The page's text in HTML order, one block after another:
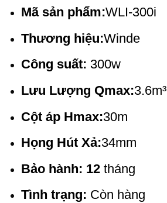
Mã sản phẩm:WLI-300i
Thương hiệu:Winde
Công suất: 300w
Lưu Lượng Qmax:3.6m³
Cột áp Hmax:30m
Họng Hút Xả:34mm
Bảo hành: 12tháng
Tình trạng: Còn hàng